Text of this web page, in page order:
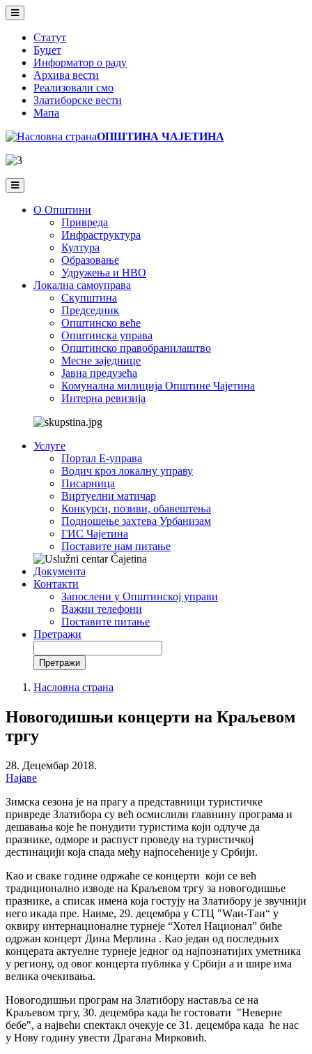
Skip
to
main
content
Статут
Буџет
Информатор о раду
Архива вести
Реализовали смо
Златиборске вести
Мапа
ОПШТИНА ЧАЈЕТИНА
О Општини
Привреда
Инфраструктура
Култура
Образовање
Удружења и НВО
Локална самоуправа
Скупштина
Председник
Општинско веће
Општинска управа
Општинско правобранилаштво
Месне заједнице
Јавна предузећа
Комунална милиција Општине Чајетина
Интерна ревизија
Услуге
Портал Е-управа
Водич кроз локалну управу
Писарница
Виртуелни матичар
Конкурси, позиви, обавештења
Подношење захтева Урбанизам
ГИС Чајетина
Поставите нам питање
Документа
Контакти
Запослени у Општинској управи
Важни телефони
Поставите питање
Претражи
Search
form
are
here:
Насловна страна
Новогодишњи концерти на Краљевом
тргу
28. Децембар 2018.
Најаве
Зимска сезона је на прагу а представници туристичке
привреде Златибора су већ осмислили главнину програма и
дешавања које ће понудити туристима који одлуче да
празнике, одморе и распуст проведу на туристичкој
дестинацији која спада међу најпосећеније у Србији.
Као и сваке године одржаће се концерти који се већ
традиционално изводе на Краљевом тргу за новогодишње
празнике, а списак имена која гостују на Златибору је звучнији
него икада пре. Наиме, 29. децембра у СТЦ "Wаи-Таи“ у
оквиру интернационалне турнеје “Хотел Национал” биће
одржан концерт Дина Мерлина . Као један од последњих
концерата актуелне турнеје једног од најпознатијих уметника
у региону, од овог концерта публика у Србији а и шире има
велика очекивања.
Новогодишњи програм на Златибору наставља се на
Краљевом тргу, 30. децембра када ће гостовати "Неверне
бебе", а највећи спектакл очекује се 31. децембра када ће нас
у Нову годину увести Драгана Мирковић.